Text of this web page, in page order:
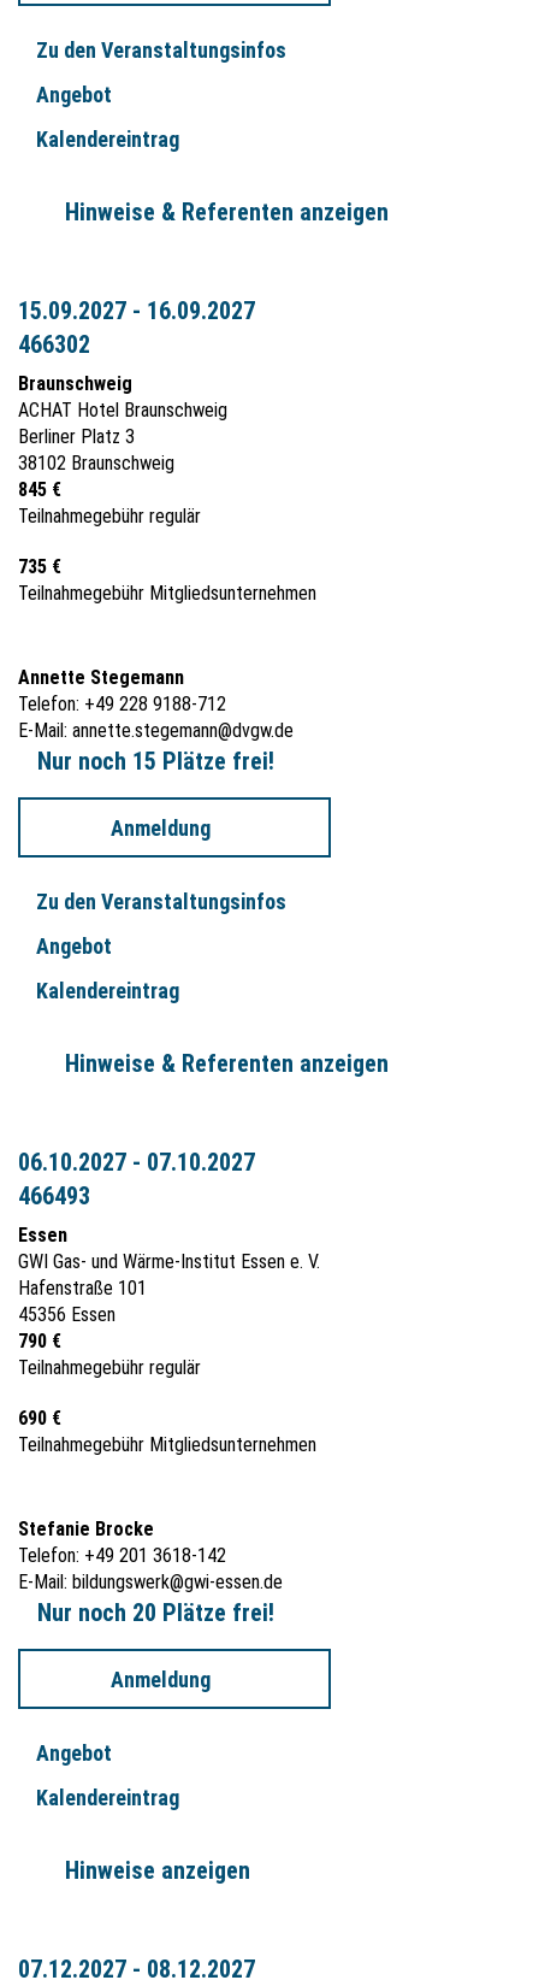
Zu den Veranstaltungsinfos
Angebot
Kalendereintrag
Hinweise & Referenten anzeigen
15.09.2027 - 16.09.2027
466302
Braunschweig
ACHAT Hotel Braunschweig
Berliner Platz 3
38102 Braunschweig
845 €
Teilnahmegebühr regulär
735 €
Teilnahmegebühr Mitgliedsunternehmen
Annette Stegemann
Telefon: +49 228 9188-712
E-Mail: annette.stegemann@dvgw.de
Nur noch 15 Plätze frei!
Anmeldung
Zu den Veranstaltungsinfos
Angebot
Kalendereintrag
Hinweise & Referenten anzeigen
06.10.2027 - 07.10.2027
466493
Essen
GWI Gas- und Wärme-Institut Essen e. V.
Hafenstraße 101
45356 Essen
790 €
Teilnahmegebühr regulär
690 €
Teilnahmegebühr Mitgliedsunternehmen
Stefanie Brocke
Telefon: +49 201 3618-142
E-Mail: bildungswerk@gwi-essen.de
Nur noch 20 Plätze frei!
Anmeldung
Angebot
Kalendereintrag
Hinweise anzeigen
07.12.2027 - 08.12.2027